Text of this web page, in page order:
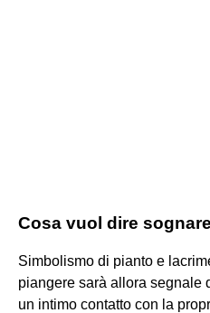
Cosa vuol dire
Simbolismo di pianto e
piangere sarà allora segnale
un intimo contatto con la